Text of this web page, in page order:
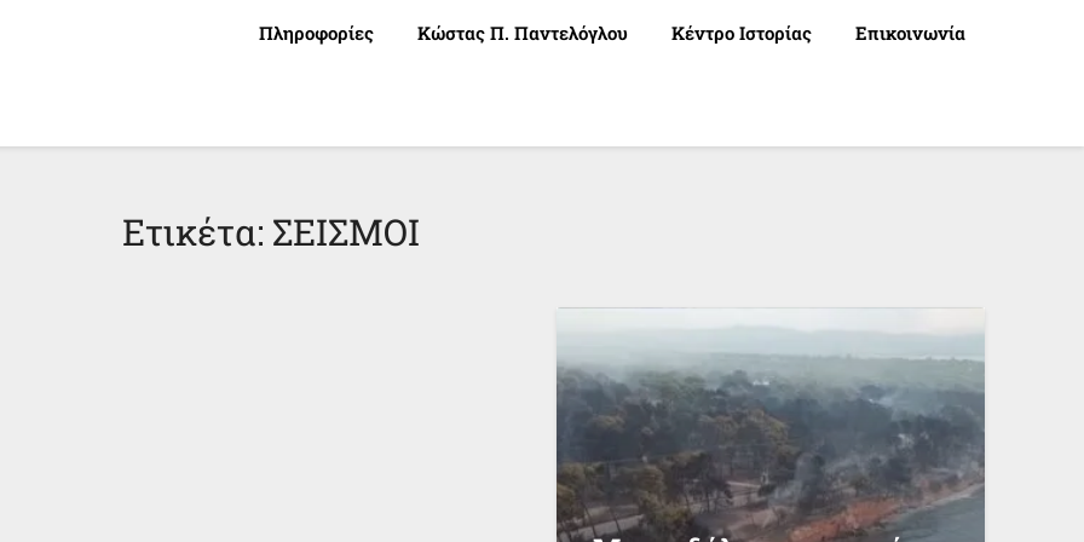
Πληροφορίες Κώστας Π. Παντελόγλου Κέντρο Ιστορίας Επικοινωνία
Ετικέτα: ΣΕΙΣΜΟΙ